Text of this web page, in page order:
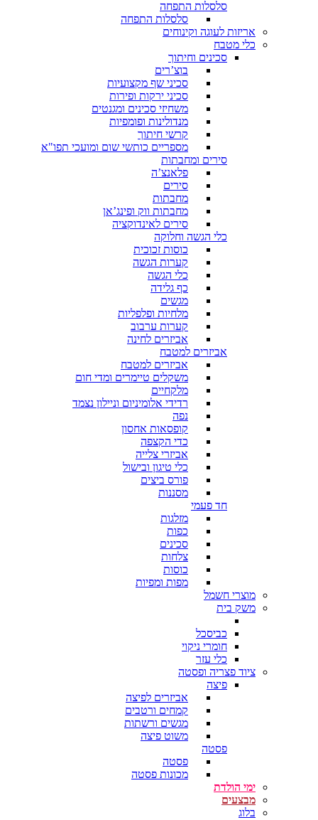
סלסלות התפחה
סלסלות התפחה
אריזות לעוגה וקינוחים
כלי מטבח
סכינים וחיתוך
בוצ’רים
סכיני שף מקצועיות
סכיני ירקות ופירות
משחיזי סכינים ומגנטים
מנדולינות ופומפיות
קרשי חיתוך
מספריים כותשי שום ומועכי תפו"א
סירים ומחבתות
פלאנצ’ה
סירים
מחבתות
מחבתות ווק ופינג’אן
סירים לאינדוקציה
כלי הגשה וחלוקה
כוסות זכוכית
קערות הגשה
כלי הגשה
כף גלידה
מגשים
מלחיות ופלפליות
קערות ערבוב
אביזרים לחינה
אביזרים למטבח
אביזרים למטבח
משקלים טיימרים ומדי חום
מלקחיים
רדידי אלומיניום וניילון נצמד
נפה
קופסאות אחסון
כדי הקצפה
אביזרי צלייה
כלי טיגון ובישול
פורס ביצים
מסננות
חד פעמי
מזלגות
כפות
סכינים
צלחות
כוסות
מפות ומפיות
מוצרי חשמל
משק בית
כביסכל
חומרי ניקוי
כלי עזר
ציוד פצריה ופסטה
פיצה
אביזרים לפיצה
קמחים ורטבים
מגשים ורשתות
משוט פיצה
פסטה
פסטה
מכונות פסטה
ימי הולדת
מבצעים
בלוג